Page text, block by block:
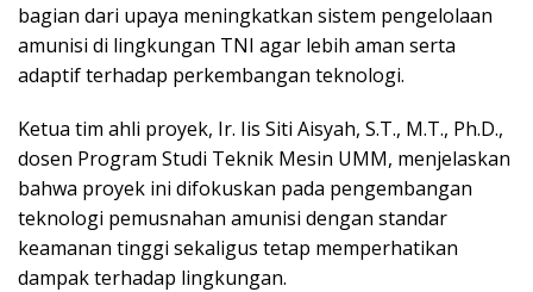
bagian dari upaya meningkatkan sistem pengelolaan
amunisi di lingkungan TNI agar lebih aman serta
adaptif terhadap perkembangan teknologi.
Ketua tim ahli proyek, Ir. Iis Siti Aisyah, S.T., M.T., Ph.D.,
dosen Program Studi Teknik Mesin UMM, menjelaskan
bahwa proyek ini difokuskan pada pengembangan
teknologi pemusnahan amunisi dengan standar
keamanan tinggi sekaligus tetap memperhatikan
dampak terhadap lingkungan.